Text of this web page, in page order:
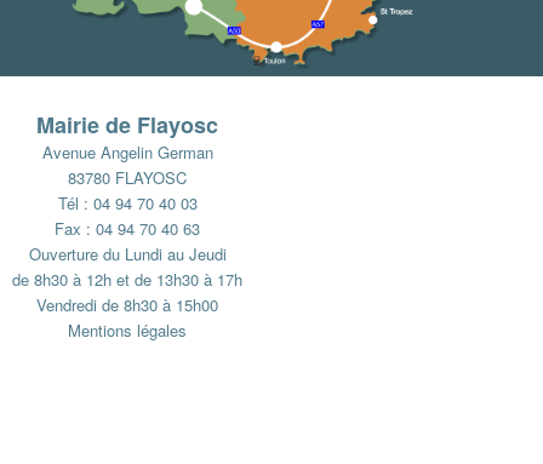
Mairie de Flayosc
Avenue Angelin German
83780 FLAYOSC
Tél : 04 94 70 40 03
Fax : 04 94 70 40 63
Ouverture du Lundi au Jeudi
de 8h30 à 12h et de 13h30 à 17h
Vendredi de 8h30 à 15h00
Mentions légales